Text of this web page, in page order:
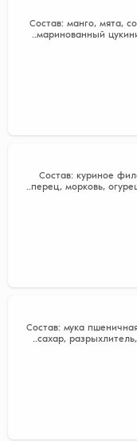
Состав: манго, мята,
маринованный
Состав: куриное
перец, морковь,
Состав: мука
сахар,